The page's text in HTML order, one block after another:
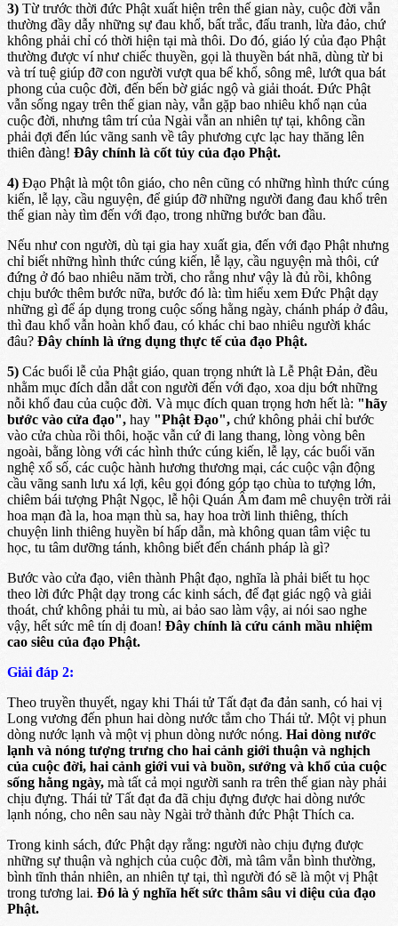
3) Từ trước thời đức Phật xuất hiện trên thế gian này, cuộc đời vẫn
thường đầy dẫy những sự đau khổ, bất trắc, đấu tranh, lừa đảo, chứ
không phải chỉ có thời hiện tại mà thôi. Do đó, giáo lý của đạo Phật
thường được ví như chiếc thuyền, gọi là thuyền bát nhã, dùng từ bi
và trí tuệ giúp đỡ con người vượt qua bể khổ, sông mê, lướt qua bát
phong của cuộc đời, đến bến bờ giác ngộ và giải thoát. Ðức Phật
vẫn sống ngay trên thế gian này, vẫn gặp bao nhiêu khổ nạn của
cuộc đời, nhưng tâm trí của Ngài vẫn an nhiên tự tại, không cần
phải đợi đến lúc vãng sanh về tây phương cực lạc hay thăng lên
thiên đàng! Ðây chính là cốt tủy của đạo Phật.
4) Ðạo Phật là một tôn giáo, cho nên cũng có những hình thức cúng
kiến, lễ lạy, cầu nguyện, để giúp đỡ những người đang đau khổ trên
thế gian này tìm đến với đạo, trong những bước ban đầu.
Nếu như con người, dù tại gia hay xuất gia, đến với đạo Phật nhưng
chỉ biết những hình thức cúng kiến, lễ lạy, cầu nguyện mà thôi, cứ
đứng ở đó bao nhiêu năm trời, cho rằng như vậy là đủ rồi, không
chịu bước thêm bước nữa, bước đó là: tìm hiểu xem Ðức Phật dạy
những gì để áp dụng trong cuộc sống hằng ngày, chánh pháp ở đâu,
thì đau khổ vẫn hoàn khổ đau, có khác chi bao nhiêu người khác
đâu? Ðây chính là ứng dụng thực tế của đạo Phật.
5) Các buổi lễ của Phật giáo, quan trọng nhứt là Lễ Phật Ðản, đều
nhằm mục đích dẫn dắt con người đến với đạo, xoa dịu bớt những
nỗi khổ đau của cuộc đời. Và mục đích quan trọng hơn hết là: "hãy
bước vào cửa đạo", hay "Phật Đạo", chứ không phải chỉ bước
vào cửa chùa rồi thôi, hoặc vẫn cứ đi lang thang, lòng vòng bên
ngoài, bằng lòng với các hình thức cúng kiến, lễ lạy, các buổi văn
nghệ xổ số, các cuộc hành hương thương mại, các cuộc vận động
cầu vãng sanh lưu xá lợi, kêu gọi đóng góp tạo chùa to tượng lớn,
chiêm bái tượng Phật Ngọc, lễ hội Quán Âm đam mê chuyện trời rải
hoa mạn đà la, hoa mạn thù sa, hay hoa trời linh thiêng, thích
chuyện linh thiêng huyền bí hấp dẫn, mà không quan tâm việc tu
học, tu tâm dưỡng tánh, không biết đến chánh pháp là gì?
Bước vào cửa đạo, viên thành Phật đạo, nghĩa là phải biết tu học
theo lời đức Phật dạy trong các kinh sách, để đạt giác ngộ và giải
thoát, chứ không phải tu mù, ai bảo sao làm vậy, ai nói sao nghe
vậy, hết sức mê tín dị đoan! Ðây chính là cứu cánh mầu nhiệm
cao siêu của đạo Phật.
Giải đáp 2:
Theo truyền thuyết, ngay khi Thái tử Tất đạt đa đản sanh, có hai vị
Long vương đến phun hai dòng nước tắm cho Thái tử. Một vị phun
dòng nước lạnh và một vị phun dòng nước nóng. Hai dòng nước
lạnh và nóng tượng trưng cho hai cảnh giới thuận và nghịch
của cuộc đời, hai cảnh giới vui và buồn, sướng và khổ của cuộc
sống hằng ngày, mà tất cả mọi người sanh ra trên thế gian này phải
chịu đựng. Thái tử Tất đạt đa đã chịu đựng được hai dòng nước
lạnh nóng, cho nên sau này Ngài trở thành đức Phật Thích ca.
Trong kinh sách, đức Phật dạy rằng: người nào chịu đựng được
những sự thuận và nghịch của cuộc đời, mà tâm vẫn bình thường,
bình tĩnh thản nhiên, an nhiên tự tại, thì người đó sẽ là một vị Phật
trong tương lai. Ðó là ý nghĩa hết sức thâm sâu vi diệu của đạo
Phật.